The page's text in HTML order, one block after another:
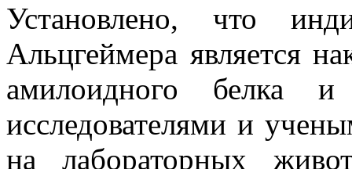
Установлено, что
Альцгеймера является
амилоидного белка
исследователями и
на лабораторных